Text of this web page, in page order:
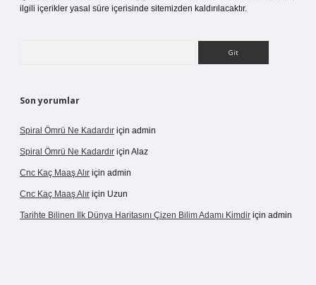
ilgili içerikler yasal süre içerisinde sitemizden kaldırılacaktır.
Son yorumlar
Spiral Ömrü Ne Kadardır için admin
Spiral Ömrü Ne Kadardır için Alaz
Cnc Kaç Maaş Alır için admin
Cnc Kaç Maaş Alır için Uzun
Tarihte Bilinen Ilk Dünya Haritasını Çizen Bilim Adamı Kimdir için admin